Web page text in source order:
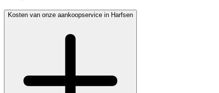
Kosten van onze aankoopservice in Harfsen